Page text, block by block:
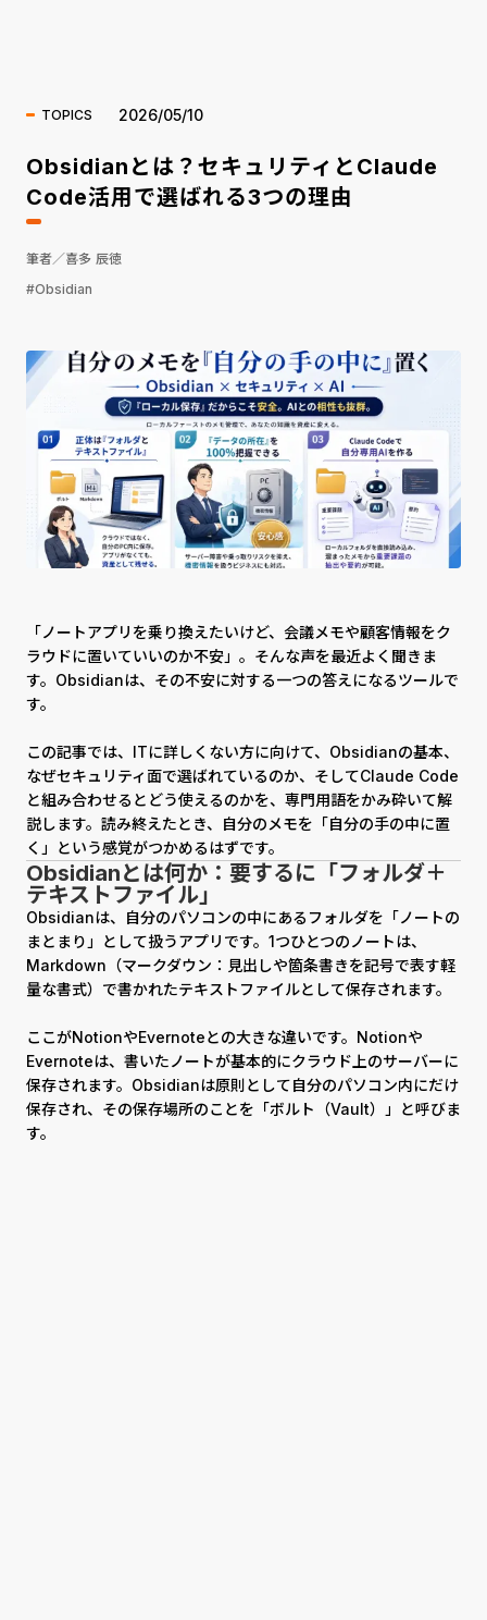
TOPICS 2026/05/10
Obsidianとは？セキュリティとClaude
Code活用で選ばれる3つの理由
筆者／喜多 辰徳
#Obsidian
「ノートアプリを乗り換えたいけど、会議メモや顧客情報をク
ラウドに置いていいのか不安」。そんな声を最近よく聞きま
す。Obsidianは、その不安に対する一つの答えになるツールで
す。
この記事では、ITに詳しくない方に向けて、Obsidianの基本、
なぜセキュリティ面で選ばれているのか、そしてClaude Code
と組み合わせるとどう使えるのかを、専門用語をかみ砕いて解
説します。読み終えたとき、自分のメモを「自分の手の中に置
く」という感覚がつかめるはずです。
Obsidianとは何か：要するに「フォルダ＋
テキストファイル」
Obsidianは、自分のパソコンの中にあるフォルダを「ノートの
まとまり」として扱うアプリです。1つひとつのノートは、
Markdown（マークダウン：見出しや箇条書きを記号で表す軽
量な書式）で書かれたテキストファイルとして保存されます。
ここがNotionやEvernoteとの大きな違いです。Notionや
Evernoteは、書いたノートが基本的にクラウド上のサーバーに
保存されます。Obsidianは原則として自分のパソコン内にだけ
保存され、その保存場所のことを「ボルト（Vault）」と呼びま
す。